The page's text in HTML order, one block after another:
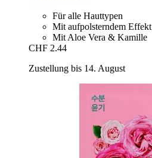
Für alle Hauttypen
Mit aufpolsterndem Effekt
Mit Aloe Vera & Kamille
CHF 2.44
Zustellung bis 14. August